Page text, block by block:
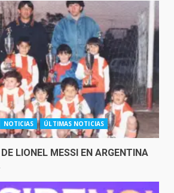
NOTICIAS ÚLTIMAS NOTICIAS
LIONEL MESSI EN ARGENTINA